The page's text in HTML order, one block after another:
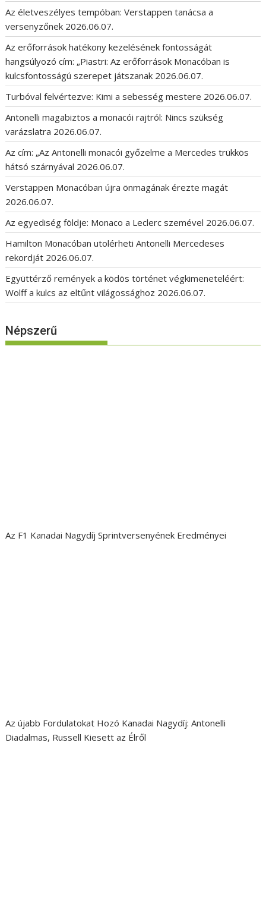
Az életveszélyes tempóban: Verstappen tanácsa a
versenyzőnek 2026.06.07.
Az erőforrások hatékony kezelésének fontosságát
hangsúlyozó cím: „Piastri: Az erőforrások Monacóban is
kulcsfontosságú szerepet játszanak 2026.06.07.
Turbóval felvértezve: Kimi a sebesség mestere 2026.06.07.
Antonelli magabiztos a monacói rajtról: Nincs szükség
varázslatra 2026.06.07.
Az cím: „Az Antonelli monacói győzelme a Mercedes trükkös
hátsó szárnyával 2026.06.07.
Verstappen Monacóban újra önmagának érezte magát
2026.06.07.
Az egyediség földje: Monaco a Leclerc szemével 2026.06.07.
Hamilton Monacóban utolérheti Antonelli Mercedeses
rekordját 2026.06.07.
Együttérző remények a ködös történet végkimeneteléért:
Wolff a kulcs az eltűnt világossághoz 2026.06.07.
Népszerű
Az F1 Kanadai Nagydíj Sprintversenyének Eredményei
Az újabb Fordulatokat Hozó Kanadai Nagydíj: Antonelli
Diadalmas, Russell Kiesett az Élről